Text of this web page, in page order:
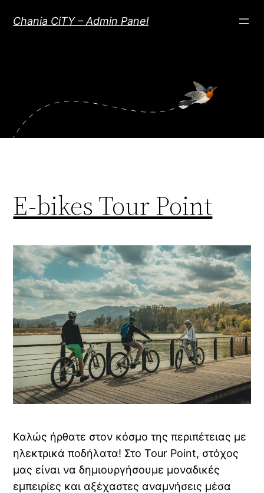
στοChania CiTY – Admin Panel
E-bikes Tour Point
Καλώς ήρθατε στον κόσμο της περιπέτειας με
ηλεκτρικά ποδήλατα! Στο Tour Point, στόχος
μας είναι να δημιουργήσουμε μοναδικές
εμπειρίες και αξέχαστες αναμνήσεις μέσα